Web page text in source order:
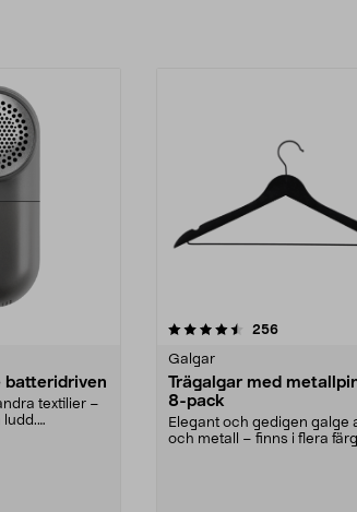
batteridriven
textilier –
ludd.
256recensioner
Galgar
Trägalgar med
8-pack
Elegant och gedigen galge
och metall – finns i flera
4.0av 5 stjärnor